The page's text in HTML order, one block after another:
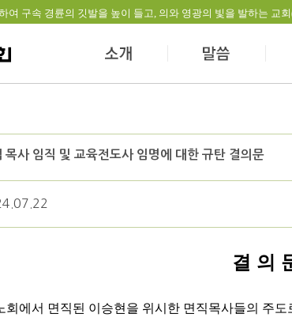
여 구속 경륜의 깃발을 높이 들고, 의와 영광의 빛을 발하는 교
목사 임직 및 교육전도사 임명에 대한 규탄 결의문
결 의
회에서 면직된 이승현을 위시한 면직목사들의 주도